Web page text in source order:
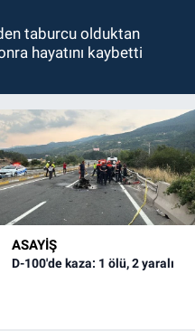
taburcu olduktan
hayatını kaybetti
ASAYİŞ
D-100'de kaza: 1 ölü, 2 yaralı